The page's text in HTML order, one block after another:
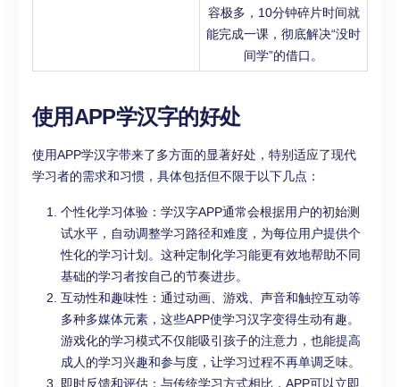
容极多，10分钟碎片时间就
能完成一课，彻底解决“没时
间学”的借口。
使用APP学汉字的好处
使用APP学汉字带来了多方面的显著好处，特别适应了现代
学习者的需求和习惯，具体包括但不限于以下几点：
个性化学习体验：学汉字APP通常会根据用户的初始测
试水平，自动调整学习路径和难度，为每位用户提供个
性化的学习计划。这种定制化学习能更有效地帮助不同
基础的学习者按自己的节奏进步。
互动性和趣味性：通过动画、游戏、声音和触控互动等
多种多媒体元素，这些APP使学习汉字变得生动有趣。
游戏化的学习模式不仅能吸引孩子的注意力，也能提高
成人的学习兴趣和参与度，让学习过程不再单调乏味。
即时反馈和评估：与传统学习方式相比，APP可以立即